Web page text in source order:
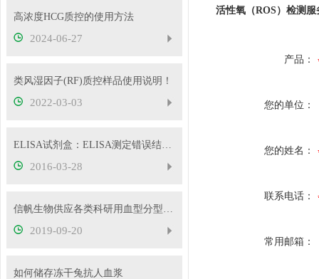
高浓度HCG质控的使用方法
2024-06-27
类风湿因子(RF)质控样品使用说明！
2022-03-03
ELISA试剂盒：ELISA测定错误结果的原因分析
2016-03-28
信帆生物供应各类科研用血型分型试剂，欢迎抢购
2019-09-20
如何储存冻干兔抗人血浆
活性氧（ROS）检测
产品：
您的单位：
您的姓名：
联系电话：
常用邮箱：